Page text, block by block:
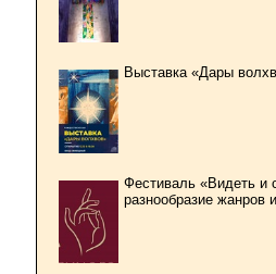
Выставка «Дары
Фестиваль «Видеть и
разнообразие жанров